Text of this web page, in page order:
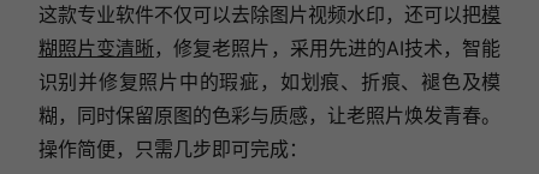
这款专业软件不仅可以去除图片视频水印，还可以把模
糊照片变清晰，修复老照片，采用先进的AI技术，智能
识别并修复照片中的瑕疵，如划痕、折痕、褪色及模
糊，同时保留原图的色彩与质感，让老照片焕发青春。
操作简便，只需几步即可完成：